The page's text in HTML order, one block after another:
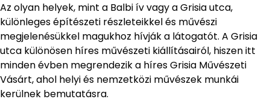
Az olyan helyek, mint a Balbi ív vagy a Grisia utca,
különleges építészeti részleteikkel és művészi
megjelenésükkel magukhoz hívják a látogatót. A Grisia
utca különösen híres művészeti kiállításairól, hiszen itt
minden évben megrendezik a híres Grisia Művészeti
Vásárt, ahol helyi és nemzetközi művészek munkái
kerülnek bemutatásra.